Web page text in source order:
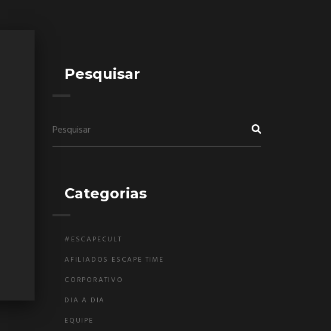
Pesquisar
Categorias
#ESCAPECULT
AFILIADOS ESCAPE TIME
CORPORATIVO
DIA A DIA
EQUIPE